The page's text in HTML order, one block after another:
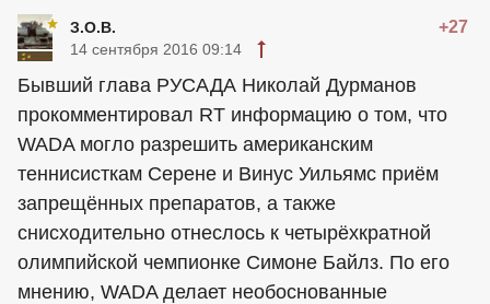
З.О.В. +27
14 сентября 2016 09:14
Бывший глава РУСАДА Николай Дурманов
прокомментировал RT информацию о том, что
WADA могло разрешить американским
теннисисткам Серене и Винус Уильямс приём
запрещённых препаратов, а также
снисходительно отнеслось к четырёхкратной
олимпийской чемпионке Симоне Байлз. По его
мнению, WADA делает необоснованные